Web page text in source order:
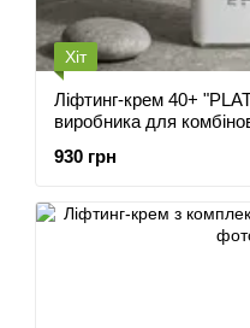
Хіт
Ліфтинг-крем 40+
виробника для
930 грн